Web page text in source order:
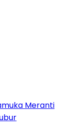
Meranti